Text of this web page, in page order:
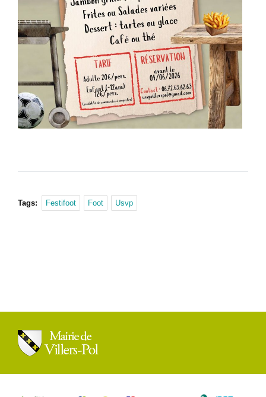
Tags: Festifoot Foot Usvp